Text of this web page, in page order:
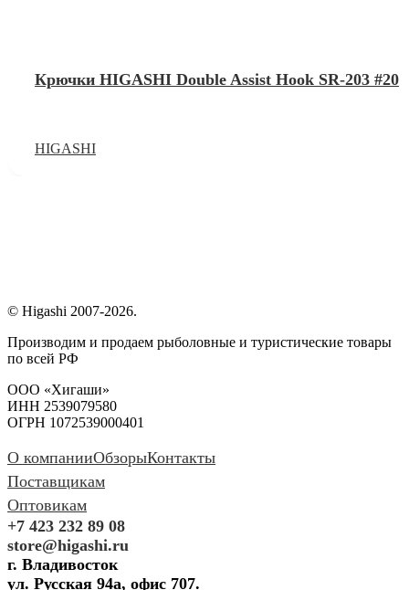
Крючки HIGASHI Double Assist Hook SR-203 #20
HIGASHI
© Higashi 2007-2026.
Производим и продаем рыболовные и туристические товары
по всей РФ
ООО «Хигаши»
ИНН 2539079580
ОГРН 1072539000401
О компанииОбзорыКонтакты
Поставщикам
Оптовикам
+7 423 232 89 08
store@higashi.ru
г. Владивосток
ул. Русская 94а, офис 707.